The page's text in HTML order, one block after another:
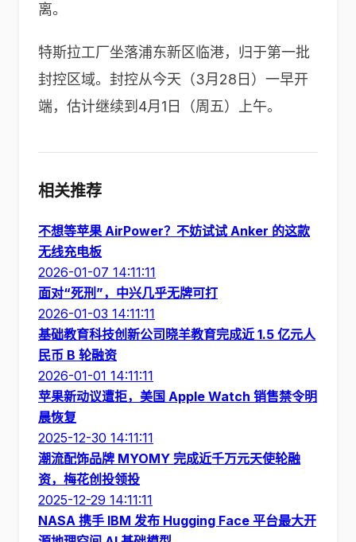
离。
特斯拉工厂坐落浦东新区临港，归于第一批
封控区域。封控从今天（3月28日）一早开
端，估计继续到4月1日（周五）上午。
相关推荐
不想等苹果 AirPower？不妨试试 Anker 的这款
无线充电板
2026-01-07 14:11:11
面对“死刑”，中兴几乎无牌可打
2026-01-03 14:11:11
基础教育科技创新公司晓羊教育完成近 1.5 亿元人
民币 B 轮融资
2026-01-01 14:11:11
苹果新动议遭拒，美国 Apple Watch 销售禁令明
晨恢复
2025-12-30 14:11:11
潮流配饰品牌 MYOMY 完成近千万元天使轮融
资，梅花创投领投
2025-12-29 14:11:11
NASA 携手 IBM 发布 Hugging Face 平台最大开